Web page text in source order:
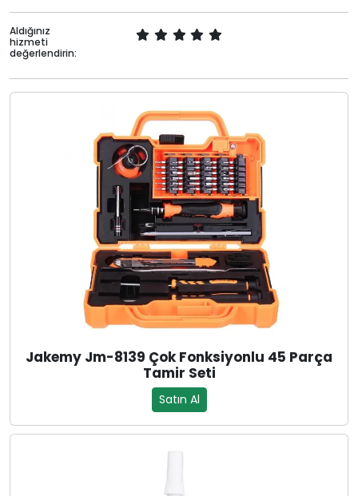
Aldığınız
hizmeti
değerlendirin:
Jakemy Jm-8139 Çok Fonksiyonlu 45 Parça
Tamir Seti
Satın Al